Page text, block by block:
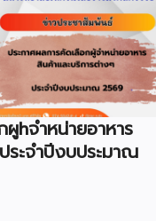
hจําหน่ายอาหาร
ระจําปีงบประมาณ